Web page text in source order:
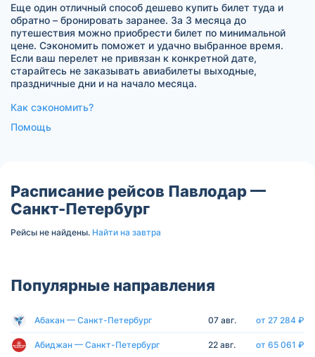
Еще один отличный способ дешево купить билет туда и
обратно – бронировать заранее. За 3 месяца до
путешествия можно приобрести билет по минимальной
цене. Сэкономить поможет и удачно выбранное время.
Если ваш перелет не привязан к конкретной дате,
старайтесь не заказывать авиабилеты выходные,
праздничные дни и на начало месяца.
Как сэкономить?
Помощь
Расписание рейсов Павлодар —
Санкт-Петербург
Рейсы не найдены. Найти на завтра
Популярные направления
Абакан — Санкт-Петербург 07 авг. от 27 284 ₽
Абиджан — Санкт-Петербург 22 авг. от 65 061 ₽